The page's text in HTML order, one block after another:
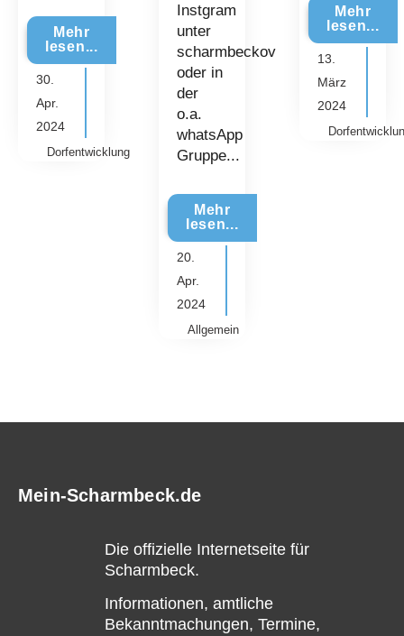
Mehr
lesen...
30.
Apr.
2024
Dorfentwicklung
Instgram
unter
scharmbeckov
oder in
der
o.a.
whatsApp
Gruppe...
Mehr
lesen...
20.
Apr.
2024
Allgemein
Mehr
lesen...
13.
März
2024
Mein-Scharmbeck.de
Die offizielle Internetseite für
Scharmbeck.
Informationen, amtliche
Bekanntmachungen, Termine,